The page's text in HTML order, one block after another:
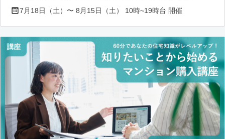
7月18日（土）〜 8月15日（土） 10時~19時台 開催